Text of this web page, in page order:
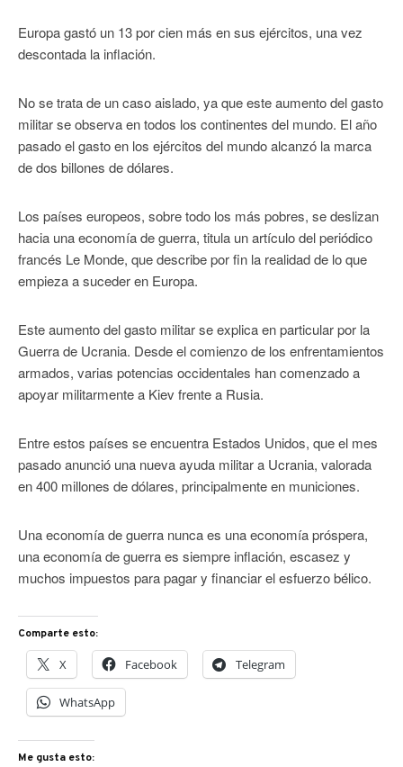
Europa gastó un 13 por cien más en sus ejércitos, una vez
descontada la inflación.
No se trata de un caso aislado, ya que este aumento del gasto
militar se observa en todos los continentes del mundo. El año
pasado el gasto en los ejércitos del mundo alcanzó la marca
de dos billones de dólares.
Los países europeos, sobre todo los más pobres, se deslizan
hacia una economía de guerra, titula un artículo del periódico
francés Le Monde, que describe por fin la realidad de lo que
empieza a suceder en Europa.
Este aumento del gasto militar se explica en particular por la
Guerra de Ucrania. Desde el comienzo de los enfrentamientos
armados, varias potencias occidentales han comenzado a
apoyar militarmente a Kiev frente a Rusia.
Entre estos países se encuentra Estados Unidos, que el mes
pasado anunció una nueva ayuda militar a Ucrania, valorada
en 400 millones de dólares, principalmente en municiones.
Una economía de guerra nunca es una economía próspera,
una economía de guerra es siempre inflación, escasez y
muchos impuestos para pagar y financiar el esfuerzo bélico.
Comparte esto:
X Facebook Telegram
WhatsApp
Me gusta esto: